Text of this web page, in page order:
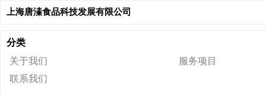
上海唐溱食品科技发展有限公司
分类
关于我们
服务项目
联系我们